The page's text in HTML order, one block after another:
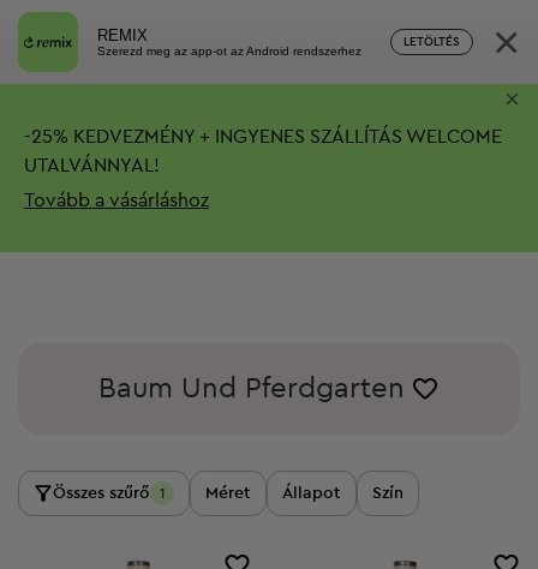
REMIX
Szerezd meg az app-ot az Android rendszerhez
LETÖLTÉS ×
-25% KEDVEZMÉNY + INGYENES SZÁLLÍTÁS WELCOME
UTALVÁNNYAL!
Tovább a vásárláshoz
×
Baum Und Pferdgarten
Összes szűrő 1 Méret Állapot Szín